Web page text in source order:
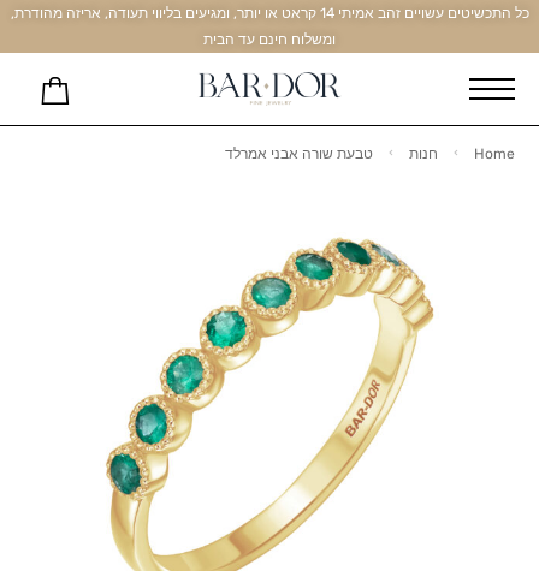
כל התכשיטים עשויים זהב אמיתי 14 קראט או יותר, ומגיעים בליווי תעודה, אריזה מהודרת,
ומשלוח חינם עד הבית
Home חנות טבעת שורה אבני אמרלד